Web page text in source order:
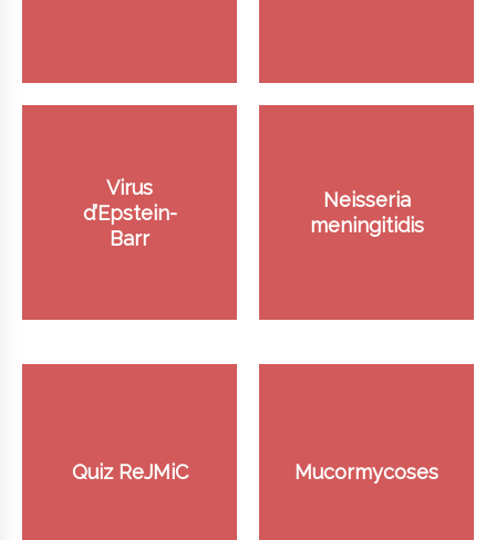
Virus
d’Epstein-
Barr
Neisseria
meningitidis
Quiz ReJMiC Mucormycoses